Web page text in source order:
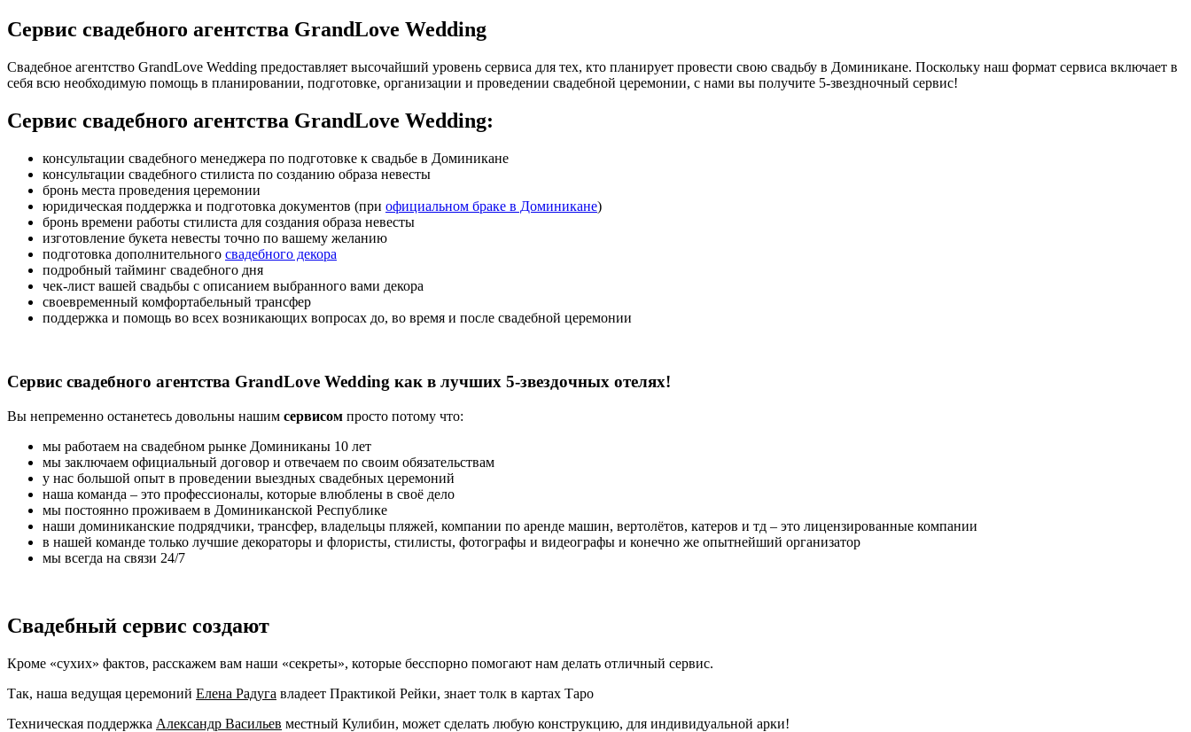
Сервис свадебного агентства GrandLove Wedding
Свадебное агентство GrandLove Wedding предоставляет высочайший уровень сервиса для тех, кто планирует провести свою свадьбу в Доминикане. Поскольку наш формат сервиса включает в
себя всю необходимую помощь в планировании, подготовке, организации и проведении свадебной церемонии, с нами вы получите 5-звездночный сервис!
Сервис свадебного агентства GrandLove Wedding:
консультации свадебного менеджера по подготовке к свадьбе в Доминикане
консультации свадебного стилиста по созданию образа невесты
бронь места проведения церемонии
юридическая поддержка и подготовка документов (при официальном браке в Доминикане)
бронь времени работы стилиста для создания образа невесты
изготовление букета невесты точно по вашему желанию
подготовка дополнительного свадебного декора
подробный тайминг свадебного дня
чек-лист вашей свадьбы с описанием выбранного вами декора
своевременный комфортабельный трансфер
поддержка и помощь во всех возникающих вопросах до, во время и после свадебной церемонии
Сервис свадебного агентства GrandLove Wedding как в лучших 5-звездочных отелях!
Вы непременно останетесь довольны нашим сервисом просто потому что:
мы работаем на свадебном рынке Доминиканы 10 лет
мы заключаем официальный договор и отвечаем по своим обязательствам
у нас большой опыт в проведении выездных свадебных церемоний
наша команда – это профессионалы, которые влюблены в своё дело
мы постоянно проживаем в Доминиканской Республике
наши доминиканские подрядчики, трансфер, владельцы пляжей, компании по аренде машин, вертолётов, катеров и тд – это лицензированные компании
в нашей команде только лучшие декораторы и флористы, стилисты, фотографы и видеографы и конечно же опытнейший организатор
мы всегда на связи 24/7
Свадебный сервис создают
Кроме «сухих» фактов, расскажем вам наши «секреты», которые бесспорно помогают нам делать отличный сервис.
Так, наша ведущая церемоний Елена Радуга владеет Практикой Рейки, знает толк в картах Таро
Техническая поддержка Александр Васильев местный Кулибин, может сделать любую конструкцию, для индивидуальной арки!